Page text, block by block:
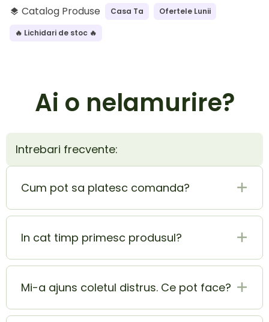
layers Catalog Produse Casa Ta Ofertele Lunii
🔥 Lichidari de stoc 🔥
Ai o nelamurire?
Intrebari frecvente:
Cum pot sa platesc comanda?
Plata la livrare (ramburs) este cel mai sigur si
mai usor mod de plata. In acelasi timp poti
reducere de 5% din totalul comenzii.
In cat timp primesc produsul?
Produsul ajunge la tine in 1-2 zile lucratoare.
Mi-a ajuns coletul distrus. Ce pot face?
In momentul in care ai primit coletul lovit sau